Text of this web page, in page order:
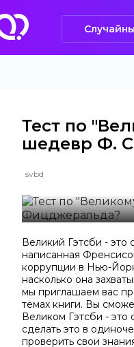
Тест по
шедевр Ф.
svbd
Великий Гэтсби - это
написанная
коррупции в Нью-
насколько она
мы приглашаем вас
темах книги. Вы
Великом Гэтсби - это
сделать это в
проверить свои